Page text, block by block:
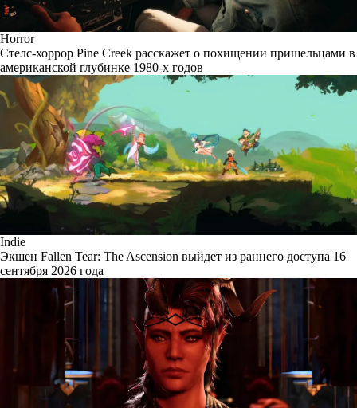
Horror
Стелс-хоррор Pine Creek расскажет о похищении пришельцами в
американской глубинке 1980-х годов
Indie
Экшен Fallen Tear: The Ascension выйдет из раннего доступа 16
сентября 2026 года